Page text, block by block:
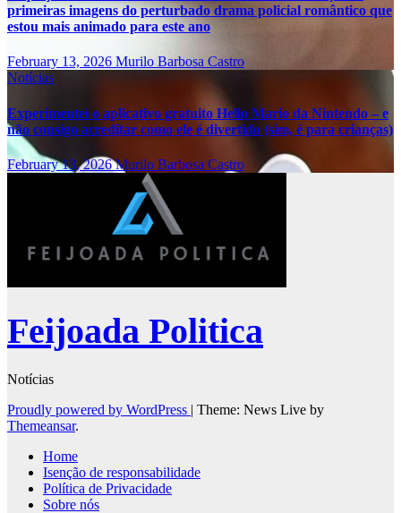
primeiras imagens do perturbado drama policial romântico que
estou mais animado para este ano
February 13, 2026 Murilo Barbosa Castro
Notícias
Experimentei o aplicativo gratuito Hello Mario da Nintendo – e
não consigo acreditar como ele é divertido (sim, é para crianças)
February 13, 2026Murilo Barbosa Castro
Feijoada Politica
Notícias
Proudly powered by WordPress | Theme: News Live by
Themeansar.
Home
Isenção de responsabilidade
Política de Privacidade
Sobre nós